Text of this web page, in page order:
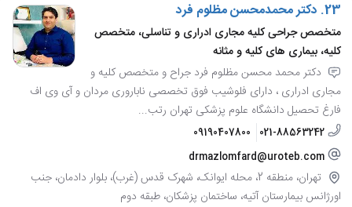
23. دکتر محمدمحسن مظلوم فرد
متخصص جراحی کلیه مجاری ادراری و تناسلی، متخصص
کلیه، بیماری های کلیه و مثانه
دکتر محمد محسن مظلوم فرد جراح و متخصص کلیه و
مجاری ادراری ، دارای فلوشیب فوق تخصصی ناباروری مردان و آی وی اف
فارغ تحصیل دانشگاه علوم پزشکی تهران رتب...
021-88563242
09190407800
drmazlomfard@uroteb.com
تهران، منطقه 2، محله ایوانک، شهرک قدس (غرب)، بلوار دادمان، جنب
اورژانس بیمارستان آتیه، ساختمان پزشکان، طبقه دوم